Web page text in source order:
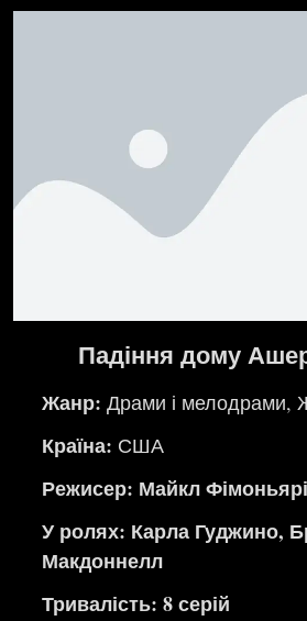
Падіння дому
Жанр: Драми і мелодрами,
Країна: США
Режисер: Майкл
У ролях: Карла Гуджино,
Макдоннелл
Тривалість: 8 серій